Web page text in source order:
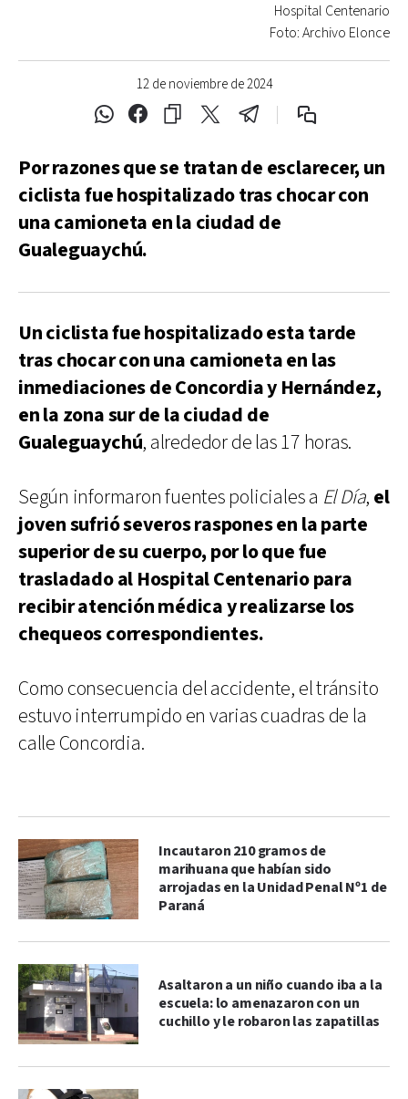
12 de noviembre de 2024
Hospital Centenario
Foto: Archivo Elonce
Por razones que se tratan de esclarecer, un
ciclista fue hospitalizado tras chocar con
una camioneta en la ciudad de
Gualeguaychú.
Un ciclista fue hospitalizado esta tarde
tras chocar con una camioneta en las
inmediaciones de Concordia y Hernández,
en la zona sur de la ciudad de
Gualeguaychú, alrededor de las 17 horas.
Según informaron fuentes policiales a El Día, el
joven sufrió severos raspones en la parte
superior de su cuerpo, por lo que fue
trasladado al Hospital Centenario para
recibir atención médica y realizarse los
chequeos correspondientes.
Como consecuencia del accidente, el tránsito
estuvo interrumpido en varias cuadras de la
calle Concordia.
Incautaron 210 gramos de
marihuana que habían sido
arrojadas en la Unidad Penal Nº1 de
Paraná
Asaltaron a un niño cuando iba a la
escuela: lo amenazaron con un
cuchillo y le robaron las zapatillas